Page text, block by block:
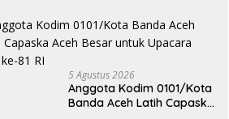
Pelayanan Polri yang
Profesional dan Humanis
5 Agustus 2026
Anggota Kodim 0101/Kota
Banda Aceh Latih Capaska